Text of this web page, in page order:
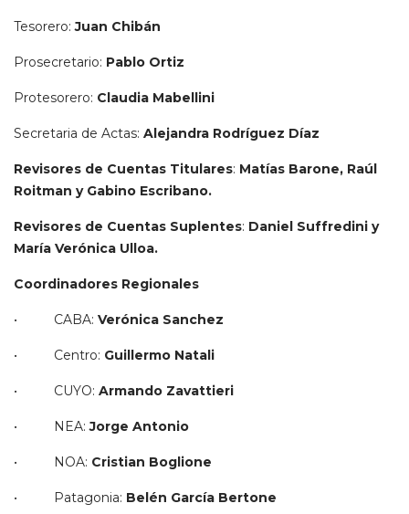
Tesorero: Juan Chibán
Prosecretario: Pablo Ortiz
Protesorero: Claudia Mabellini
Secretaria de Actas: Alejandra Rodríguez Díaz
Revisores de Cuentas Titulares: Matías Barone, Raúl
Roitman y Gabino Escribano.
Revisores de Cuentas Suplentes: Daniel Suffredini y
María Verónica Ulloa.
Coordinadores Regionales
• CABA: Verónica Sanchez
• Centro: Guillermo Natali
• CUYO: Armando Zavattieri
• NEA:Jorge Antonio
• NOA: Cristian Boglione
• Patagonia: Belén García Bertone